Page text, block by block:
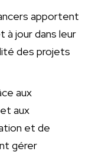
apportent
jour dans leur
des projets
aux
aux
et de
gérer